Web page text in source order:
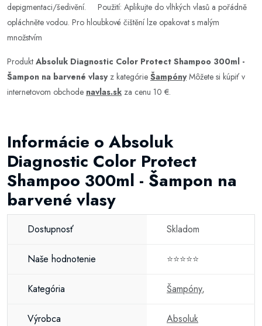
depigmentaci/šedivění. Použití: Aplikujte do vlhkých vlasů a pořádně
opláchněte vodou. Pro hloubkové čištění lze opakovat s malým
množstvím
Produkt Absoluk Diagnostic Color Protect Shampoo 300ml -
Šampon na barvené vlasyz kategórie ŠampónyMôžete si kúpiť v
internetovom obchode navlas.sk za cenu 10 €.
Informácie o Absoluk
Diagnostic Color Protect
Shampoo 300ml - Šampon na
barvené vlasy
Dostupnosť Skladom
Naše hodnotenie ⭐⭐⭐⭐⭐
Kategória Šampóny,
Výrobca Absoluk